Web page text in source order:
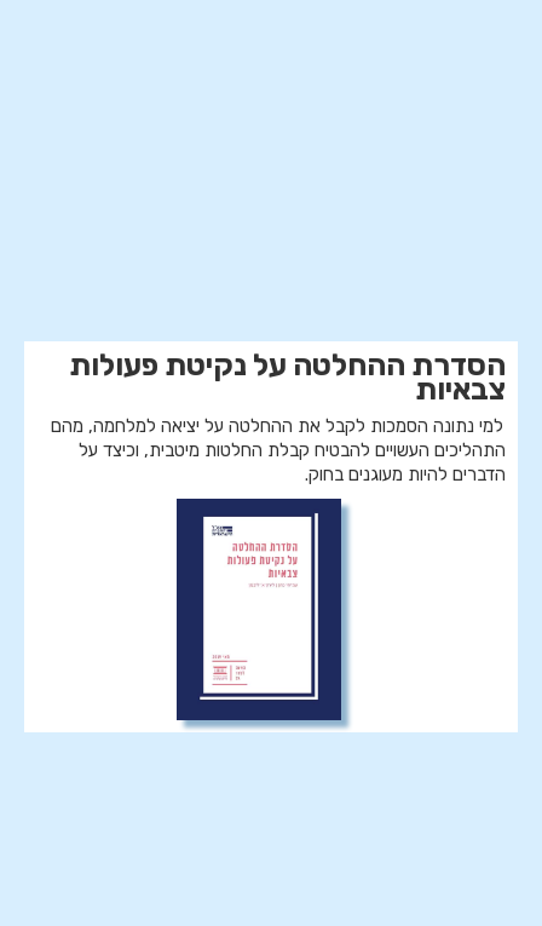
הסדרת ההחלטה על נקיטת פעולות
צבאיות
למי נתונה הסמכות לקבל את ההחלטה על יציאה למלחמה, מהם
התהליכים העשויים להבטיח קבלת החלטות מיטבית, וכיצד על
הדברים להיות מעוגנים בחוק.